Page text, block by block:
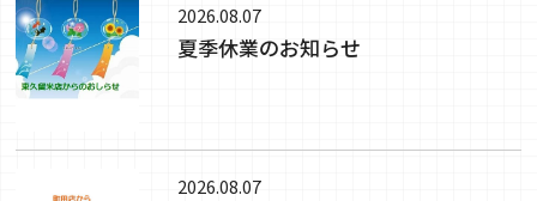
2026.08.07
夏季休業のお知らせ
2026.08.07